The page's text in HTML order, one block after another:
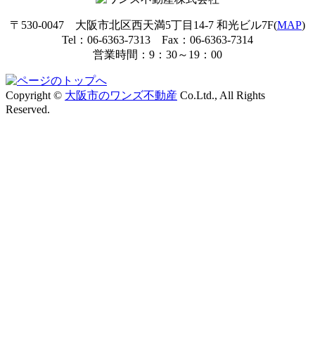
〒530-0047 大阪市北区西天満5丁目14-7 和光ビル7F(MAP)
Tel：06-6363-7313 Fax：06-6363-7314
営業時間：9：30～19：00
Copyright © 大阪市のワンズ不動産 Co.Ltd., All Rights
Reserved.